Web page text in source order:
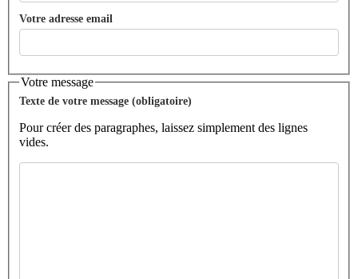
Votre adresse email
Votre message
Texte de votre message (obligatoire)
Pour créer des paragraphes, laissez simplement des lignes
vides.